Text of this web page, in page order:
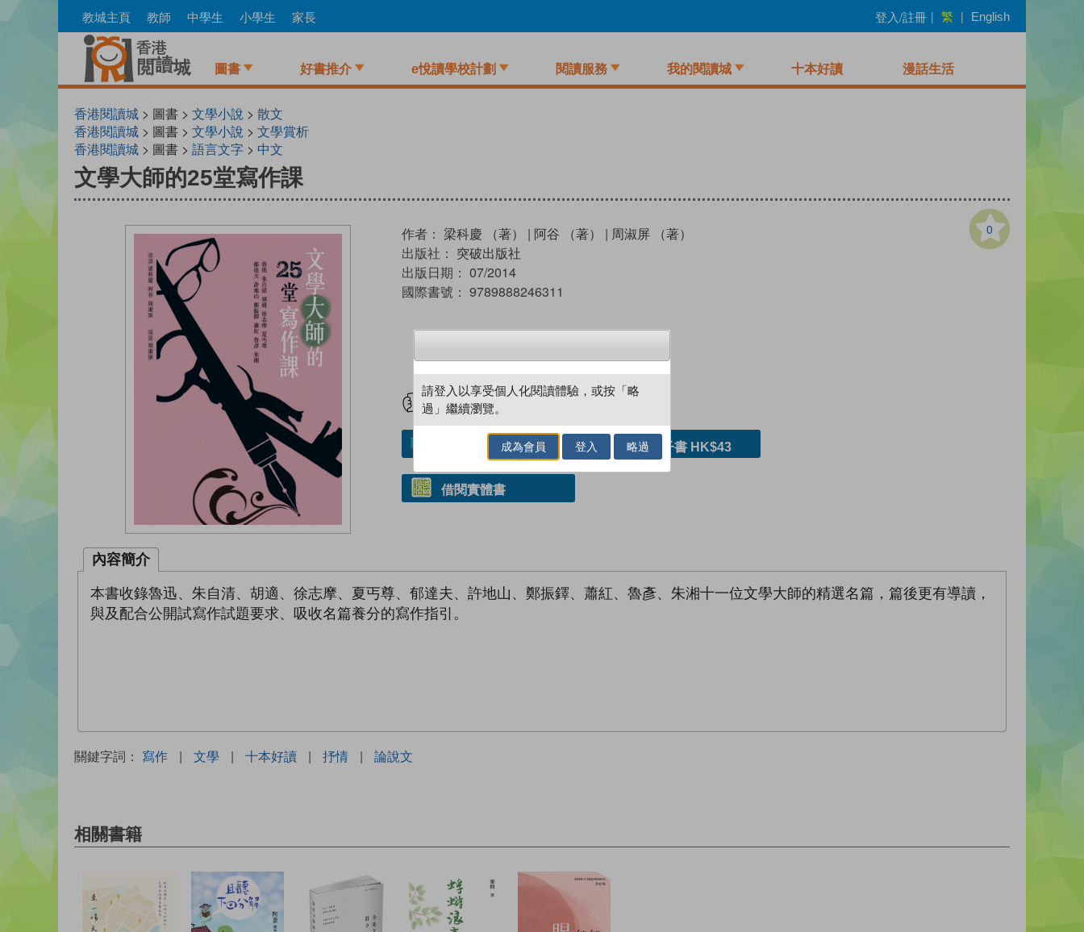
to
教城主頁 教師 中學生 小學生 家長 登入/註冊 | 繁 | English
圖書 好書推介 e悅讀學校計劃 閱讀服務 我的閱讀城 十本好讀 漫話生活
香港閱讀城 > 圖書 > 文學小說 > 散文
香港閱讀城 > 圖書 > 文學小說 > 文學賞析
香港閱讀城 > 圖書 > 語言文字 > 中文
文學大師的25堂寫作課
0
作者： 梁科慶 （著） | 阿谷 （著） | 周淑屏 （著）
出版社： 突破出版社
出版日期： 07/2014
國際書號： 9789888246311
試閲 加入閱讀紀錄
加入／閱讀電子書 購買電子書 HK$43
借閱實體書
內容簡介
本書收錄魯迅、朱自清、胡適、徐志摩、夏丐尊、郁達夫、許地山、鄭振鐸、蕭紅、魯彥、朱湘十一位文學大師的精選名篇，篇後更有導讀，
與及配合公開試寫作試題要求、吸收名篇養分的寫作指引。
關鍵字詞： 寫作 | 文學 | 十本好讀 | 抒情 | 論說文
相關書籍
請登入以享受個人化閱讀體驗，或按「略
過」繼續瀏覽。
成為會員 登入 略過